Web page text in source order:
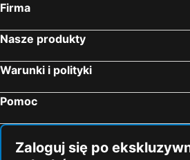
Firma
Nasze produkty
Warunki i polityki
Pomoc
Zaloguj się po